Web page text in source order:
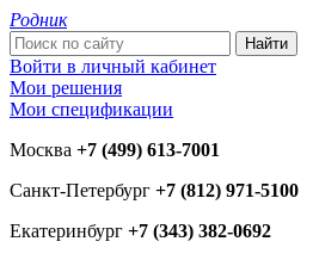
Родник
Войти в личный кабинет
Мои решения
Мои спецификации
Москва +7 (499) 613-7001
Санкт-Петербург +7 (812) 971-5100
Екатеринбург +7 (343) 382-0692